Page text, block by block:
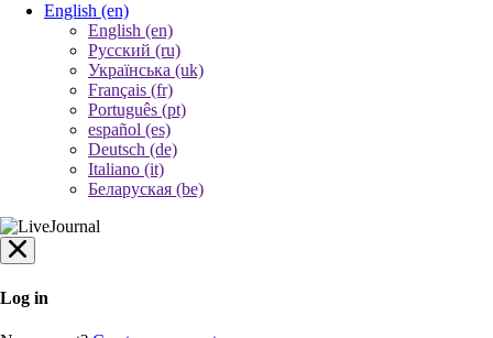
English (en)
English (en)
Русский (ru)
Українська (uk)
Français (fr)
Português (pt)
español (es)
Deutsch (de)
Italiano (it)
Беларуская (be)
Log in